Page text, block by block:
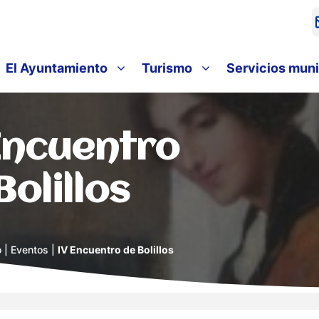
El Ayuntamiento Turismo Servicios
Eventos IV Encuentro de Bolillos